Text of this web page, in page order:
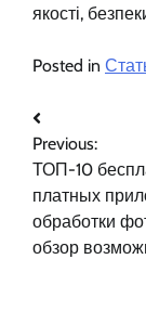
якості,
Posted in
по
записям
Previous:
ТОП-10
платных
обработки
обзор